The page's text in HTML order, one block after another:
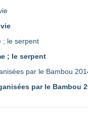
; le serpent
par le Bambou